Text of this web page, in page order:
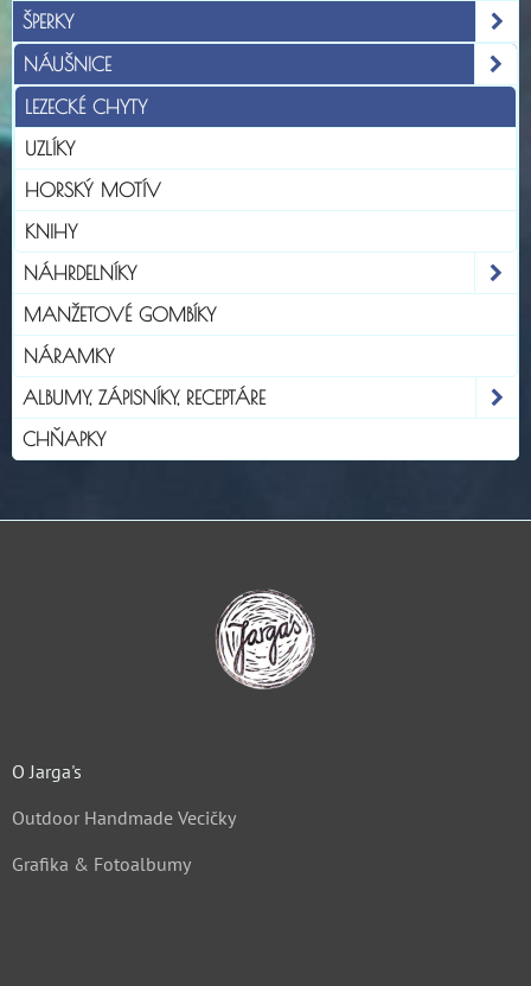
ŠPERKY
NÁUŠNICE
LEZECKÉ CHYTY
UZLÍKY
HORSKÝ MOTÍV
KNIHY
NÁHRDELNÍKY
MANŽETOVÉ GOMBÍKY
NÁRAMKY
ALBUMY, ZÁPISNÍKY, RECEPTÁRE
CHŇAPKY
O Jarga's
Outdoor Handmade Vecičky
Grafika & Fotoalbumy